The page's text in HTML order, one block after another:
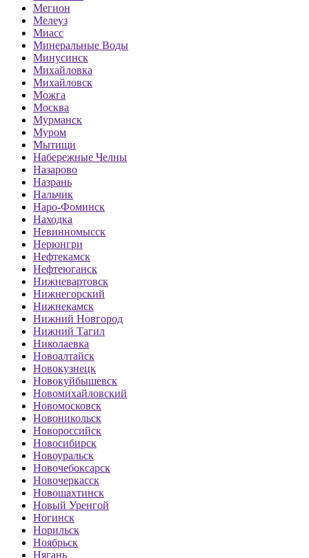
Мегион
Мелеуз
Миасс
Минеральные Воды
Минусинск
Михайловка
Михайловск
Можга
Москва
Мурманск
Муром
Мытищи
Набережные Челны
Назарово
Назрань
Нальчик
Наро-Фоминск
Находка
Невинномысск
Нерюнгри
Нефтекамск
Нефтеюганск
Нижневартовск
Нижнегорский
Нижнекамск
Нижний Новгород
Нижний Тагил
Николаевка
Новоалтайск
Новокузнецк
Новокуйбышевск
Новомихайловский
Новомосковск
Новоникольск
Новороссийск
Новосибирск
Новоуральск
Новочебоксарск
Новочеркасск
Новошахтинск
Новый Уренгой
Ногинск
Норильск
Ноябрьск
Нягань